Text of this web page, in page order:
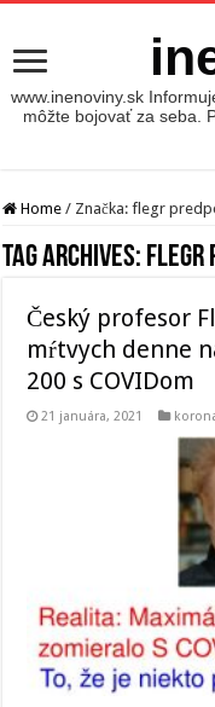
www.inenoviny.sk
môžte bojovať za seba.
Home / Značka:flegr
Tag Archives: flegr
Český profesor
mŕtvych denne
200 s COVIDom
21 januára, 2021